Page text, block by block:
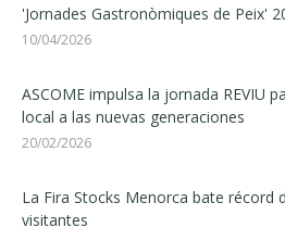
'Jornades Gastronòmiques de Peix'
10/04/2026
ASCOME impulsa la jornada REVIU
local a las nuevas generaciones
20/02/2026
La Fira Stocks Menorca bate récord
visitantes